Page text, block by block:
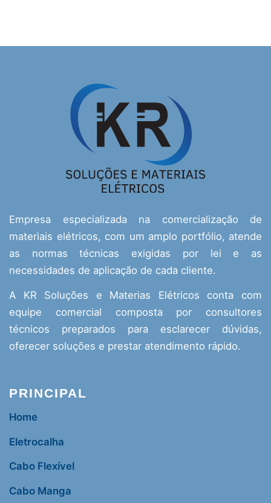
Empresa especializada na comercialização de
materiais elétricos, com um amplo portfólio, atende
as normas técnicas exigidas por lei e as
necessidades de aplicação de cada cliente.
A KR Soluções e Materias Elétricos conta com
equipe comercial composta por consultores
técnicos preparados para esclarecer dúvidas,
oferecer soluções e prestar atendimento rápido.
PRINCIPAL
Home
Eletrocalha
Cabo Flexível
Cabo Manga